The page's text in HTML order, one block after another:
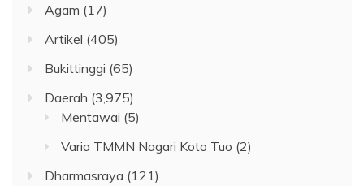
Agam (17)
Artikel (405)
Bukittinggi (65)
Daerah (3,975)
Mentawai (5)
Varia TMMN Nagari Koto Tuo (2)
Dharmasraya (121)